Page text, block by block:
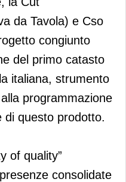
da Tavola) e Cso
congiunto
del primo catasto
italiana, strumento
programmazione
di questo prodotto.
of quality”
consolidate